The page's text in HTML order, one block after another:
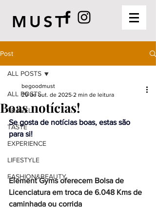
MUST
Post
ALL POSTS
TRAVEL
TASTE
EXPERIENCE
LIFESTYLE
FASHION&BEAUTY
ALL POSTS
Boas notícias!
begoodmust
29 de out. de 2025 2 min de leitura
Se gosta de notícias boas, estas são
para si!
Element Gyms oferecem Bolsa de
Licenciatura em troca de 6.048 Kms de
caminhada ou corrida